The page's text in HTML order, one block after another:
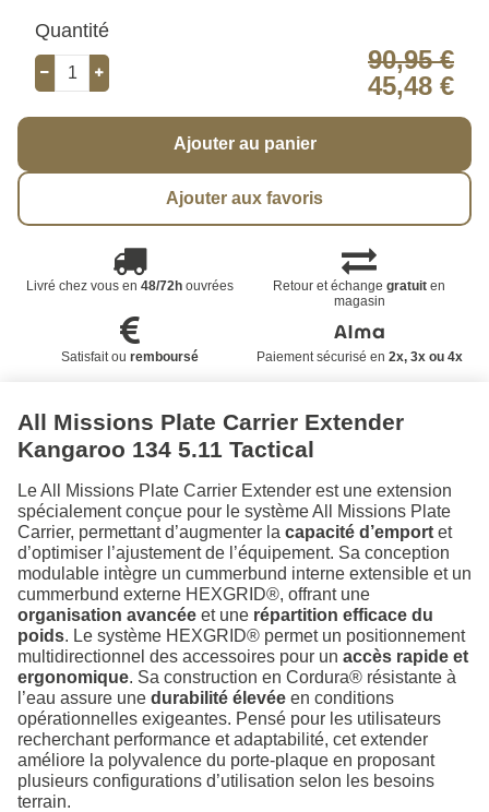
Quantité
90,95 €
45,48 €
Ajouter au panier
Ajouter aux favoris
Livré chez vous en 48/72houvrées Retour et échangegratuit en
magasin
Satisfait ou remboursé Paiement sécurisé en 2x, 3x ou 4x
All Missions Plate Carrier Extender
Kangaroo 134 5.11 Tactical
Le All Missions Plate Carrier Extender est une extension
spécialement conçue pour le système All Missions Plate
Carrier, permettant d’augmenter la capacité d’emport et
d’optimiser l’ajustement de l’équipement. Sa conception
modulable intègre un cummerbund interne extensible et un
cummerbund externe HEXGRID®, offrant une
organisation avancée et une répartition efficace du
poids. Le système HEXGRID® permet un positionnement
multidirectionnel des accessoires pour un accès rapide et
ergonomique. Sa construction en Cordura® résistante à
l’eau assure une durabilité élevée en conditions
opérationnelles exigeantes. Pensé pour les utilisateurs
recherchant performance et adaptabilité, cet extender
améliore la polyvalence du porte-plaque en proposant
plusieurs configurations d’utilisation selon les besoins
terrain.